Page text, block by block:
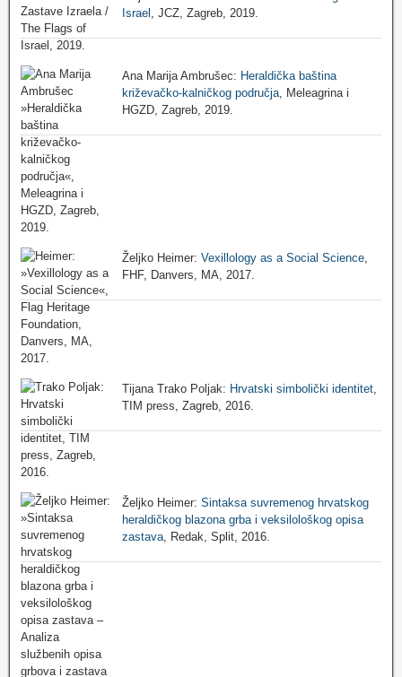
Israel , JCZ, Zagreb, 2019.
Ana Marija Ambrušec: Heraldička baština
križevačko-kalničkog područja, Meleagrina i
HGZD, Zagreb, 2019.
Željko Heimer: Vexillology as a Social Science,
FHF, Danvers, MA, 2017.
Tijana Trako Poljak: Hrvatski simbolički identitet,
TIM press, Zagreb, 2016.
Željko Heimer: Sintaksa suvremenog hrvatskog
heraldičkog blazona grba i veksilološkog opisa
zastava, Redak, Split, 2016.